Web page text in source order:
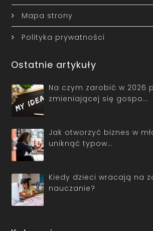
Mapa strony
Polityka prywatności
Ostatnie artykuły
Na czym zarobić w 2026
zmieniającej się gospo…
Jak otworzyć biznes w
uniknąć typow…
Kiedy dzieci wracają na
nauczanie?